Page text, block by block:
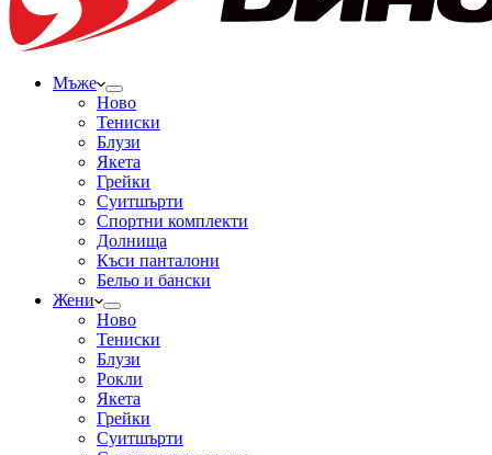
Мъже
Ново
Тениски
Блузи
Якета
Грейки
Суитшърти
Спортни комплекти
Долнища
Къси панталони
Бельо и бански
Жени
Ново
Тениски
Блузи
Рокли
Якета
Грейки
Суитшърти